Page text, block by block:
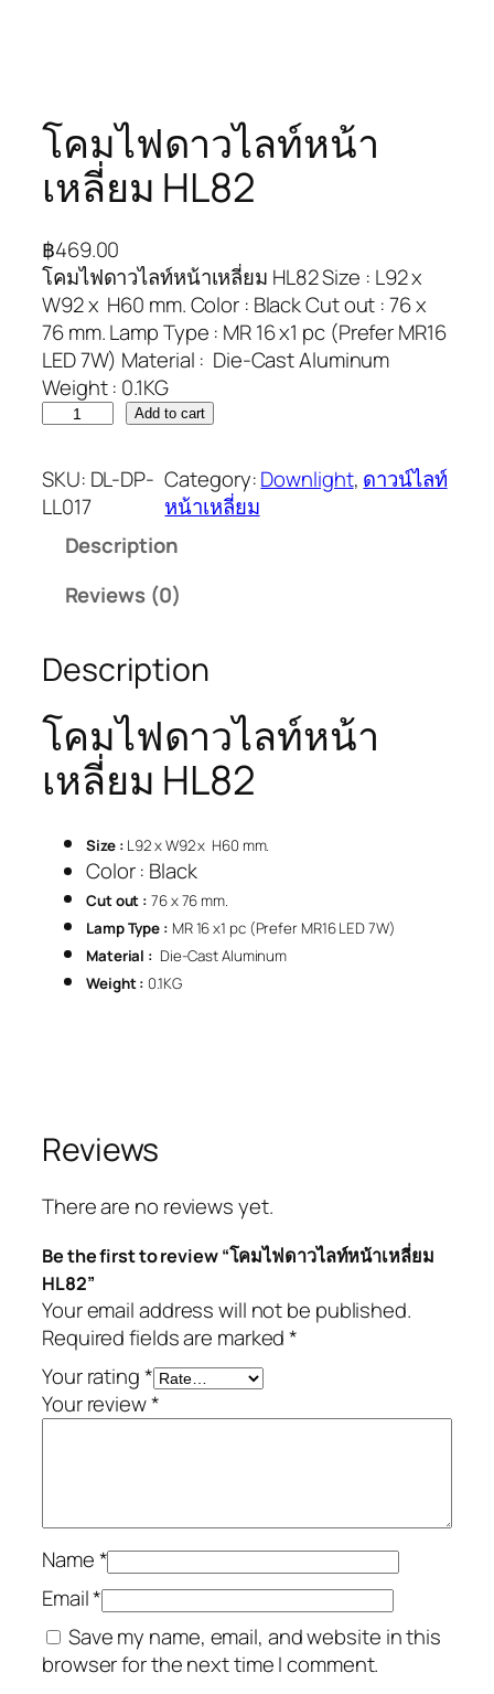
โคมไฟดาวไลท์หน้า
เหลี่ยม HL82
฿469.00
โคมไฟดาวไลท์หน้าเหลี่ยม HL82 Size : L92 x
W92 x H60 mm. Color : Black Cut out : 76 x
76 mm. Lamp Type : MR 16 x1 pc (Prefer MR16
LED 7W) Material : Die-Cast Aluminum
Weight : 0.1KG
Add to cart
SKU: DL-DP-
LL017
Category:Downlight, ดาวน์ไลท์
หน้าเหลี่ยม
Description
Reviews (0)
Description
โคมไฟดาวไลท์หน้า
เหลี่ยม HL82
Size : L92 x W92 x H60 mm.
Color : Black
Cut out : 76 x 76 mm.
Lamp Type : MR 16 x1 pc (Prefer MR16 LED 7W)
Material : Die-Cast Aluminum
Weight : 0.1KG
Reviews
There are no reviews yet.
Be the first to review “โคมไฟดาวไลท์หน้าเหลี่ยม
HL82”
Your email address will not be published.
Required fields are marked*
Your rating*
Your review*
Name*
Email*
Save my name, email, and website in this
browser for the next time I comment.